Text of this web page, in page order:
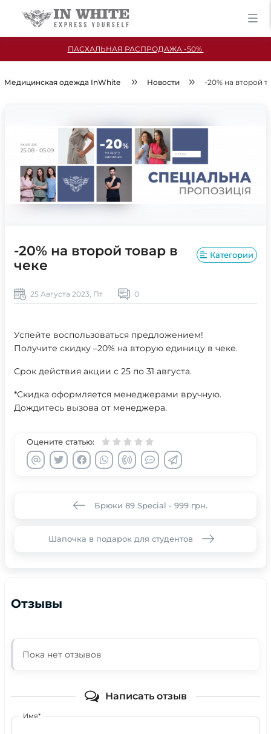
ПАСХАЛЬНАЯ РАСПРОДАЖА -50%
Медицинская одежда InWhite Новости -20% на второй
-20% на второй товар в
чеке
Категории
25 Августа 2023, Пт 0
Успейте воспользоваться предложением!
Получите скидку –20% на вторую единицу в чеке.
Срок действия акции с 25 по 31 августа.
*Скидка оформляется менеджерами вручную.
Дождитесь вызова от менеджера.
Оцените статью:
Брюки 89 Special - 999 грн.
Шапочка в подарок для студентов
Отзывы
Пока нет отзывов
Написать отзыв
Имя*